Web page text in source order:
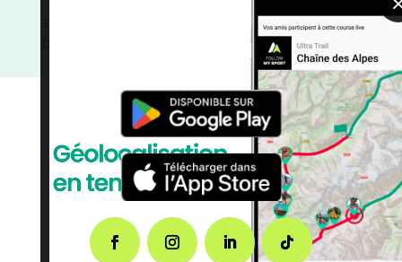
Distance Semi
Distance Faible/
Dénivelé Moyen
Dénivelé Montagne /Dénivelé Faible
Charente